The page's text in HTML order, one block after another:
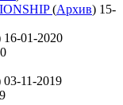
(Архив) 15-
16-01-2020
03-11-2019